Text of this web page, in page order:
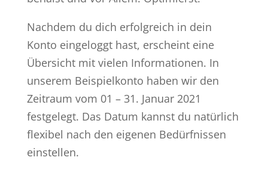
Nachdem du dich erfolgreich in dein
Konto eingeloggt hast, erscheint eine
Übersicht mit vielen Informationen. In
unserem Beispielkonto haben wir den
Zeitraum vom 01 – 31. Januar 2021
festgelegt. Das Datum kannst du natürlich
flexibel nach den eigenen Bedürfnissen
einstellen.